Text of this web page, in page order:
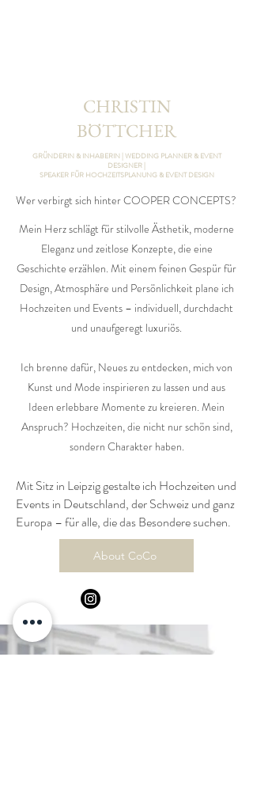
CHRISTIN
BÖTTCHER
GRÜNDERIN & INHABERIN | WEDDING PLANNER & EVENT
DESIGNER |
SPEAKER FÜR HOCHZEITSPLANUNG & EVENT DESIGN
Wer verbirgt sich hinter COOPER CONCEPTS?
Mein Herz schlägt für stilvolle Ästhetik, moderne
Eleganz und zeitlose Konzepte, die eine
Geschichte erzählen. Mit einem feinen Gespür für
Design, Atmosphäre und Persönlichkeit plane ich
Hochzeiten und Events – individuell, durchdacht
und unaufgeregt luxuriös.
Ich brenne dafür, Neues zu entdecken, mich von
Kunst und Mode inspirieren zu lassen und aus
Ideen erlebbare Momente zu kreieren. Mein
Anspruch? Hochzeiten, die nicht nur schön sind,
sondern Charakter haben.
Mit Sitz in Leipzig gestalte ich Hochzeiten und
Events in Deutschland, der Schweiz und ganz
Europa – für alle, die das Besondere suchen.
About CoCo